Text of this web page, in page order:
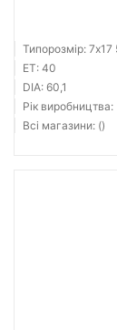
Типорозмір: 7x17
ET: 40
DIA: 60,1
Рік виробництва:
Всі магазини: ()
Тип диска